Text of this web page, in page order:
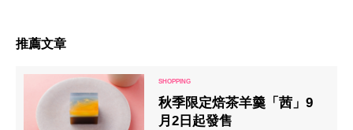
推薦文章
秋季限定焙茶羊羹「茜」9
月2日起發售